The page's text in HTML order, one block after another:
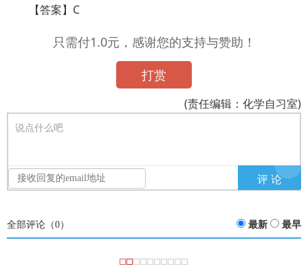
【答案】C
只需付1.0元，感谢您的支持与赞助！
打赏
(责任编辑：化学自习室)
说点什么吧
全部评论（0） 最新 最早